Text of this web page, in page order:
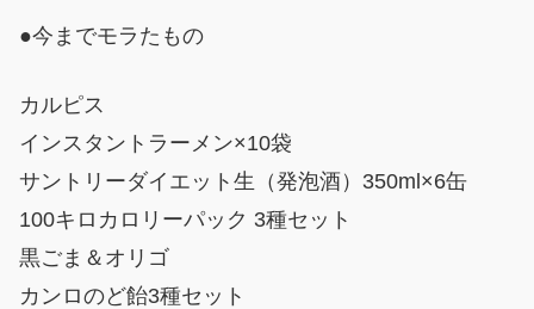
●今までモラたもの
カルピス
インスタントラーメン×10袋
サントリーダイエット生（発泡酒）350ml×6缶
100キロカロリーパック 3種セット
黒ごま＆オリゴ
カンロのど飴3種セット